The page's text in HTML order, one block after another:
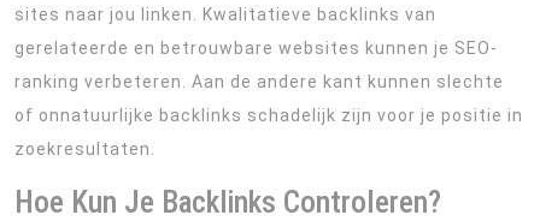
sites naar jou linken. Kwalitatieve backlinks van
gerelateerde en betrouwbare websites kunnen je SEO-
ranking verbeteren. Aan de andere kant kunnen slechte
of onnatuurlijke backlinks schadelijk zijn voor je positie in
zoekresultaten.
Hoe Kun Je Backlinks Controleren?